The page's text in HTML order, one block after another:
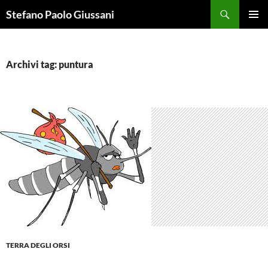
alStefano Paolo Giussani
Archivi tag: puntura
TERRA DEGLI ORSI